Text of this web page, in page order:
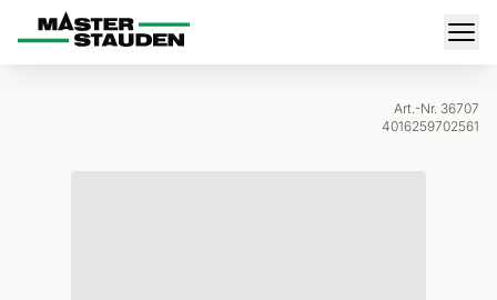
Master-Stauden
Art.-Nr. 36707
4016259702561